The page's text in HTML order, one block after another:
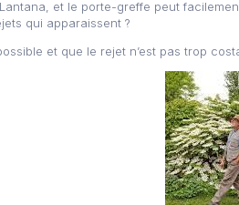
et le porte-greffe peut
qui apparaissent ?
et que le rejet n’est pas trop